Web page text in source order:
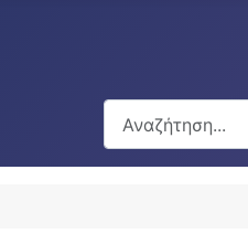
Αναζήτηση
Type 2 or more